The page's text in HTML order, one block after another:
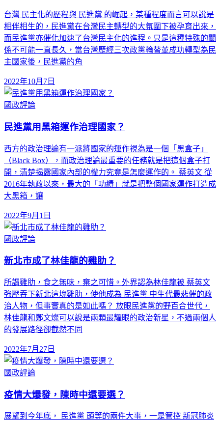
台灣 民主化的歷程與 民進黨 的崛起，某種程度而言可以說是
相伴相生的，民進黨在台灣民主轉型的大氛圍下被孕育出來，
而民進黨亦催化加速了台灣民主化的進程。只是這種特殊的關
係不可能一直長久，當台灣歷經三次政黨輪替並成功轉型為民
主國家後，民進黨的角
2022年10月7日
國政評論
民進黨用黑箱運作治理國家？
西方的政治理論有一派將國家的運作視為是一個「黑盒子」
（Black Box），而政治理論最重要的任務就是把這個盒子打
開，清楚揭露國家內部的權力究竟是怎麼運作的。 蔡英文 從
2016年執政以來，最大的「功績」就是把整個國家運作打造成
大黑箱，讓
2022年9月1日
國政評論
新北市成了林佳龍的雞肋？
所謂雞肋，食之無味，棄之可惜。外界認為林佳龍被 蔡英文
強壓吞下新北這塊雞肋，使他成為 民進黨 中生代最悲催的政
治人物，但事實真的是如此嗎？ 放眼民進黨的野百合世代，
林佳龍和鄭文燦可以說是兩顆最耀眼的政治新星，不過兩個人
的發展路徑卻截然不同
2022年7月27日
國政評論
疫情大爆發，陳時中還要選？
展望到今年底， 民進黨 頭等的兩件大事，一是管控 新冠肺炎